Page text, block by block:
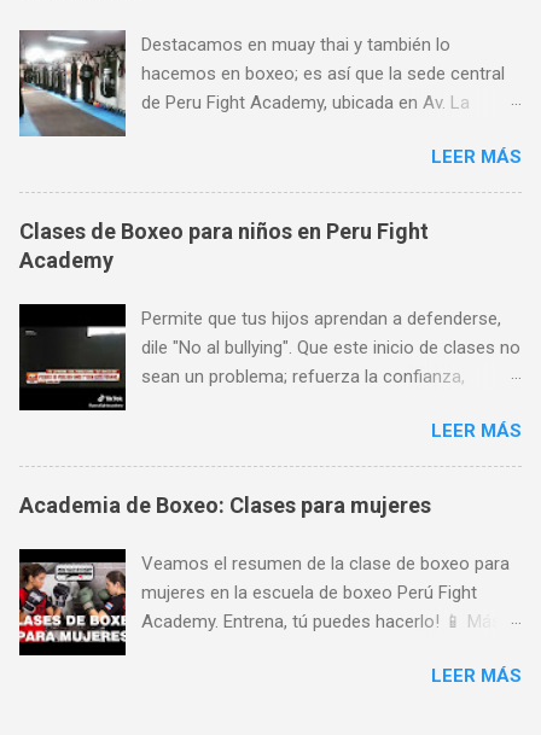
Destacamos en muay thai y también lo
hacemos en boxeo; es así que la sede central
de Peru Fight Academy, ubicada en Av. La
lugar para aprender boxeo de San Miguel,
Pueblo Libre y Jesús María; y todo ello gracias
a su preferencia. Encuéntranos en Av. La
Marina 1368 (a pocas cuadras de Plaza San
a Viernes de 7 am a 11 pm, Sábados de 9 am a
8 pm y Domingos de 9 am a 1 pm. Más
informes: 944 672 901,
LEER MÁS
Clases de Boxeo para niños en Peru Fight
Academy
Permite que tus hijos aprendan a defenderse,
dile "No al bullying". Que este inicio de clases no
sean un problema; refuerza la confianza,
las artes marciales y deportes de contacto!
Encuéntranos en Av. La Marina 1368 (a pocas
cuadras de Plaza San Miguel). Aceptamos
todas las tarjetas de crédito. Horario de
Sábados de 9 am a 8 pm y Domingos de 9 am
a 1 pm. Más informes: 944 672 901,
PeruFightAcademy@gmail.com,
www.PeruFightAcademy.com 📱 Más informes
LEER MÁS
Academia de Boxeo: Clases para mujeres
Veamos el resumen de la clase de boxeo para
mujeres en la escuela de boxeo Perú Fight
Academy. Entrena, tú puedes hacerlo! 📱 Más
Academy Avenida La Marina 1368, Pueblo Libre
LEER MÁS